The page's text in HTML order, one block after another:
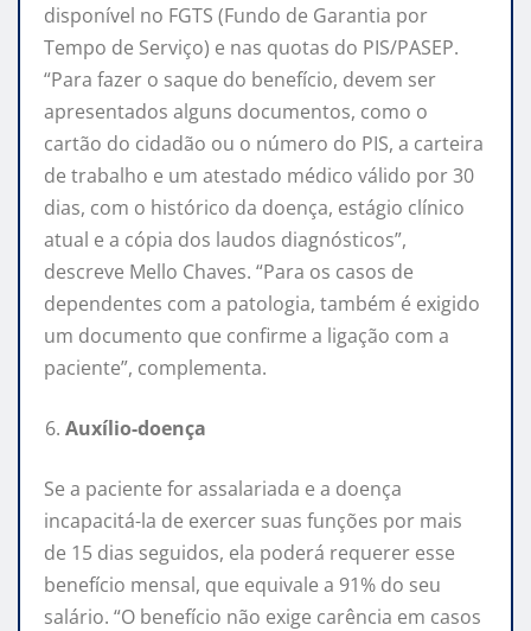
disponível no FGTS (Fundo de Garantia por
Tempo de Serviço) e nas quotas do PIS/PASEP.
“Para fazer o saque do benefício, devem ser
apresentados alguns documentos, como o
cartão do cidadão ou o número do PIS, a carteira
de trabalho e um atestado médico válido por 30
dias, com o histórico da doença, estágio clínico
atual e a cópia dos laudos diagnósticos”,
descreve Mello Chaves. “Para os casos de
dependentes com a patologia, também é exigido
um documento que confirme a ligação com a
paciente”, complementa.
Auxílio-doença
Se a paciente for assalariada e a doença
incapacitá-la de exercer suas funções por mais
de 15 dias seguidos, ela poderá requerer esse
benefício mensal, que equivale a 91% do seu
salário. “O benefício não exige carência em casos